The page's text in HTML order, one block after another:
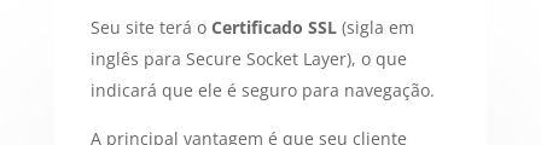
Seu site terá o Certificado SSL(sigla em
inglês para Secure Socket Layer), o que
indicará que ele é seguro para navegação.
A principal vantagem é que seu cliente